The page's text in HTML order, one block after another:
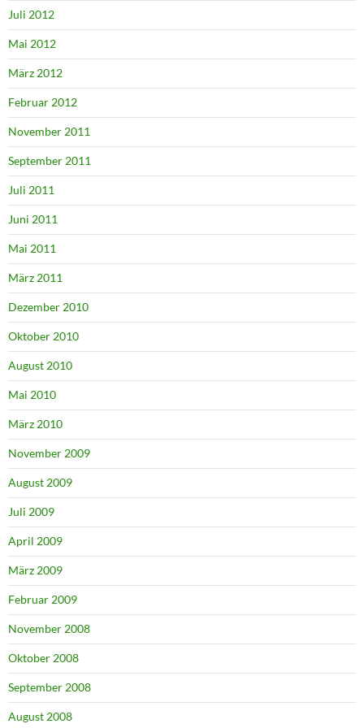
Juli 2012
Mai 2012
März 2012
Februar 2012
November 2011
September 2011
Juli 2011
Juni 2011
Mai 2011
März 2011
Dezember 2010
Oktober 2010
August 2010
Mai 2010
März 2010
November 2009
August 2009
Juli 2009
April 2009
März 2009
Februar 2009
November 2008
Oktober 2008
September 2008
August 2008